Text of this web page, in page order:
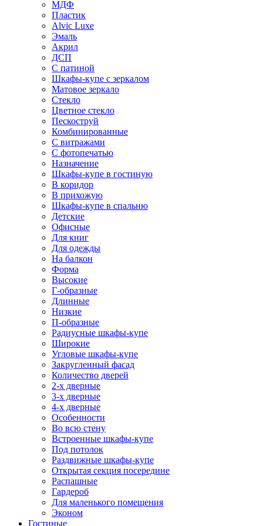
МДФ
Пластик
Alvic Luxe
Эмаль
Акрил
ДСП
С патиной
Шкафы-купе с зеркалом
Матовое зеркало
Стекло
Цветное стекло
Пескоструй
Комбинированные
С витражами
С фотопечатью
Назначение
Шкафы-купе в гостиную
В коридор
В прихожую
Шкафы-купе в спальню
Детские
Офисные
Для книг
Для одежды
На балкон
Форма
Высокие
Г-образные
Длинные
Низкие
П-образные
Радиусные шкафы-купе
Широкие
Угловые шкафы-купе
Закругленный фасад
Количество дверей
2-х дверные
3-х дверные
4-х дверные
Особенности
Во всю стену
Встроенные шкафы-купе
Под потолок
Раздвижные шкафы-купе
Открытая секция посередине
Распашные
Гардероб
Для маленького помещения
Эконом
Гостиные